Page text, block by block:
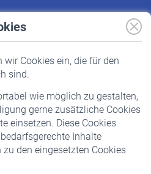
wir Cookies ein, die für den
sind.
wie möglich zu gestalten,
gerne zusätzliche Cookies
einsetzen. Diese Cookies
Inhalte
den eingesetzten Cookies